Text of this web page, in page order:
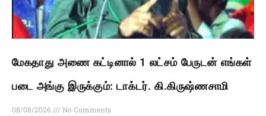
மேகதாது அணை கட்டினால் 1 லட்சம் பேருடன் எங்கள்
படை அங்கு இருக்கும்: டாக்டர். கி.கிருஷ்ணசாமி
08/08/2026
No Comments